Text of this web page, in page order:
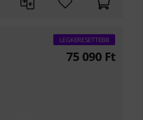
LEGKERESETTEBB
75 090 Ft